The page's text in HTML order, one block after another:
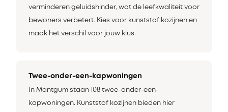
verminderen geluidshinder, wat de leefkwaliteit voor
bewoners verbetert. Kies voor kunststof kozijnen en
maak het verschil voor jouw klus.
Twee-onder-een-kapwoningen
In Mantgum staan 108 twee-onder-een-
kapwoningen. Kunststof kozijnen bieden hier